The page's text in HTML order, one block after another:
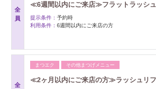
全
員
≪6週間以内にご来店≫フラットラッシ
提示条件： 予約時
利用条件： 6週間以内にご来店の方
全
まつエク その他まつげメニュー
≪2ヶ月以内にご来店の方≫ラッシュリ